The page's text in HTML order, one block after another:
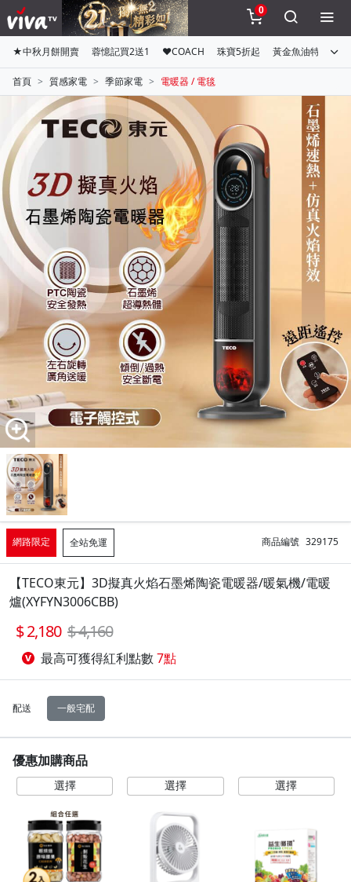
0
★中秋月餅開賣 蓉憶記買2送1 ♥COACH 珠寶5折起 黃金魚油特惠組
首頁 質感家電 季節家電 電暖器 / 電毯
網路限定 全站免運 商品編號 329175
【TECO東元】3D擬真火焰石墨烯陶瓷電暖器/暖氣機/電暖
爐(XYFYN3006CBB)
2,180 4,160
最高可獲得紅利點數 7點
配送 一般宅配
優惠加購商品